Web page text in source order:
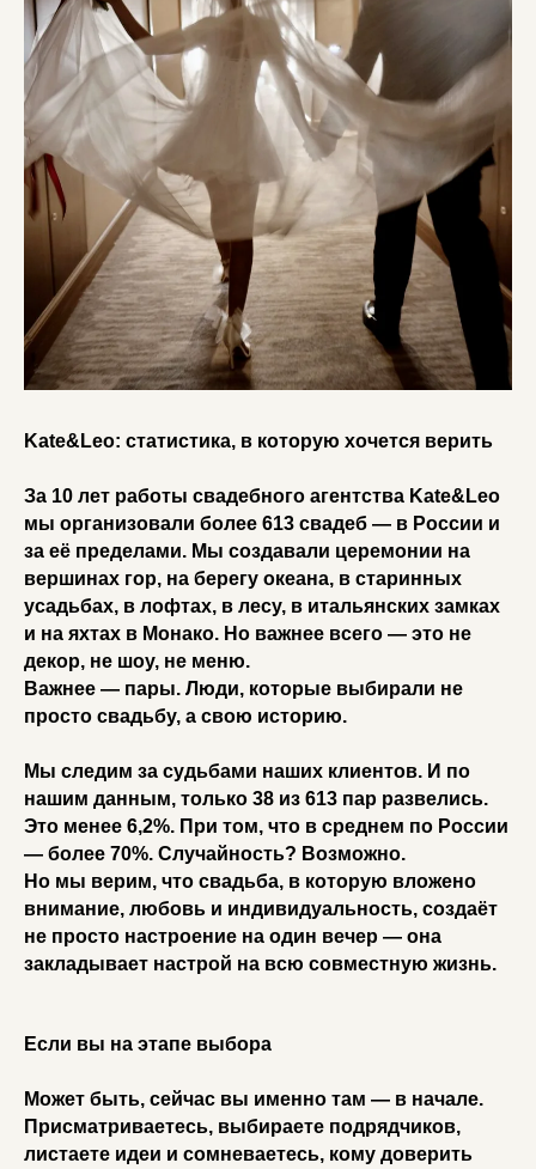
Kate&Leo: статистика, в которую хочется верить
За 10 лет работы свадебного агентства Kate&Leo
мы организовали более 613 свадеб — в России и
за её пределами. Мы создавали церемонии на
вершинах гор, на берегу океана, в старинных
усадьбах, в лофтах, в лесу, в итальянских замках
и на яхтах в Монако. Но важнее всего — это не
декор, не шоу, не меню.
Важнее — пары. Люди, которые выбирали не
просто свадьбу, а свою историю.
Мы следим за судьбами наших клиентов. И по
нашим данным, только 38 из 613 пар развелись.
Это менее 6,2%. При том, что в среднем по России
— более 70%. Случайность? Возможно.
Но мы верим, что свадьба, в которую вложено
внимание, любовь и индивидуальность, создаёт
не просто настроение на один вечер — она
закладывает настрой на всю совместную жизнь.
Если вы на этапе выбора
Может быть, сейчас вы именно там — в начале.
Присматриваетесь, выбираете подрядчиков,
листаете идеи и сомневаетесь, кому доверить